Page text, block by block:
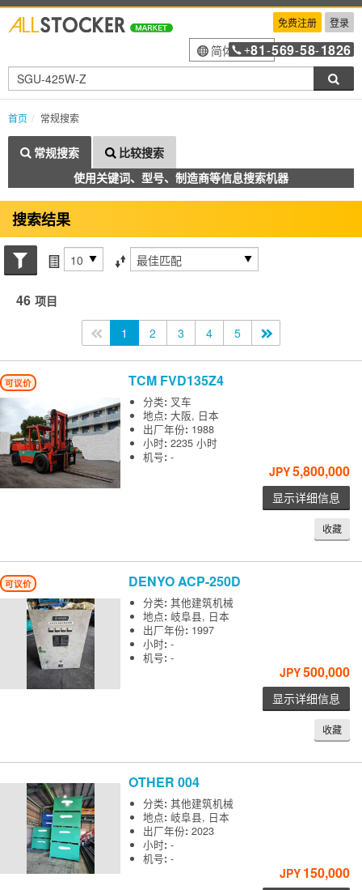
免费注册 登录
简体中文
+81 -569-58-1826
首页 常规搜索
常规搜索
比较搜索
使用关键词、型号、制造商等信息搜索机器
搜索结果
搜索状态每页项目 排序方式
46 项目
<<1 2 3 4 5
可议价 TCM FVD135Z4
分类: 叉车
地点:大阪, 日本
出厂年份: 1988
小时:2235 小时
机号:-
JPY5,800,000
显示详细信息
收藏
可议价 DENYOACP-250D
分类:其他建筑机械
地点:岐阜县, 日本
出厂年份: 1997
小时:-
机号:-
JPY500,000
显示详细信息
收藏
OTHER004
分类:其他建筑机械
地点:岐阜县, 日本
出厂年份:2023
小时:-
机号:-
JPY 150,000